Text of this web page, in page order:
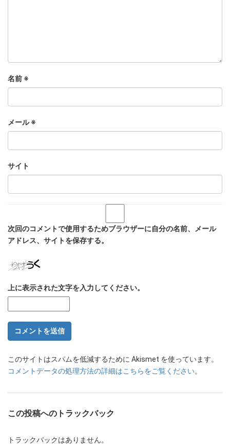
名前 ※
メール※
サイト
次回のコメントで使用するためブラウザーに自分の名前、メール
アドレス、サイトを保存する。
上に表示された文字を入力してください。
このサイトはスパムを低減するために Akismet を使っています。
コメントデータの処理方法の詳細はこちらをご覧ください。
この投稿へのトラックバック
トラックバックはありません。